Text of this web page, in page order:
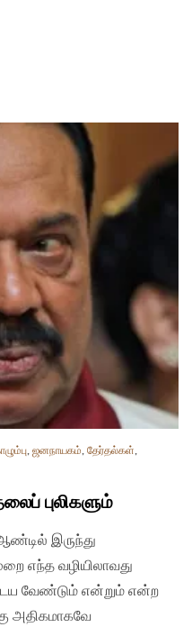
, ஜனநாயகம், தேர்தல்கள்,
புலிகளும்
இருந்து
எந்த வழியிலாவது
வேண்டும் என்றும் என்ற
அதிகமாகவே